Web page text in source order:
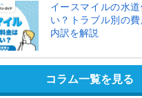
イースマイルの水
い？トラブル別の
内訳を解説
コラム一覧を見る